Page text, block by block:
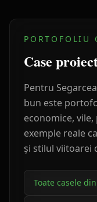
PORTOFOLIU
Case
Pentru Segarcea
bun este
economice,
exemple reale
și stilul viitoarei
Toate casele